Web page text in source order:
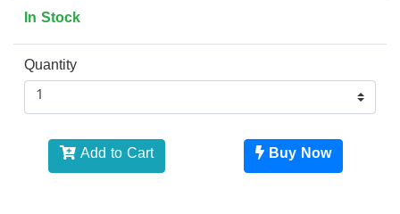
In Stock
Quantity
Add to Cart Buy Now